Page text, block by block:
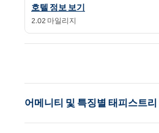
더 LOOM 호텔, 태피스트리 컬렉션
호텔 정보 보기
2.02 마일리지
어메니티 및 특징별 태피스트리